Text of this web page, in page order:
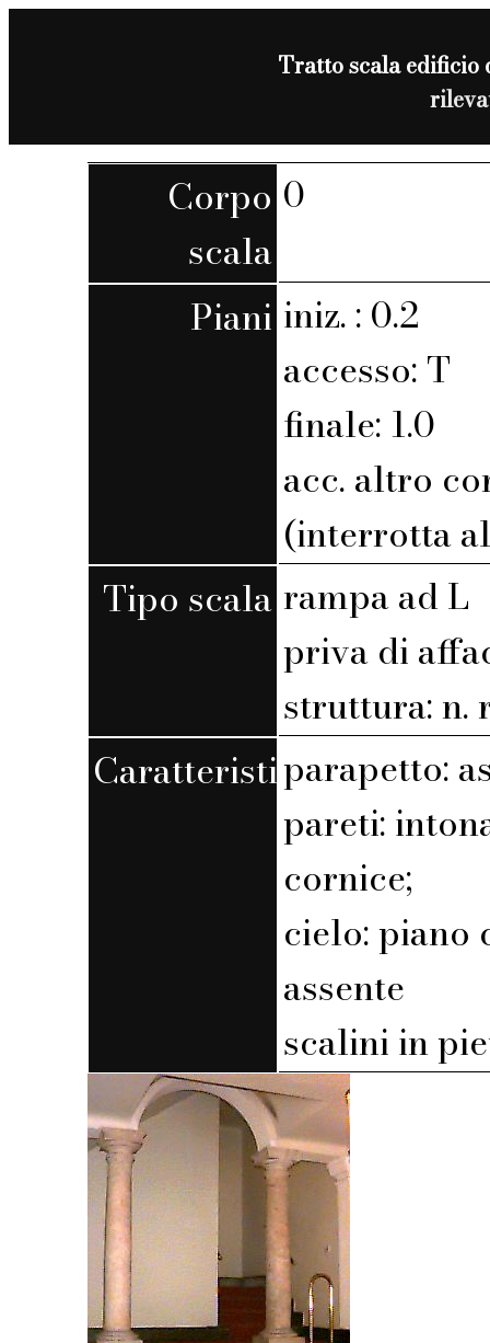
Tratto scala edificio
Corpo
scala
0
Piani iniz. : 0.2
accesso: T
finale: 1.0
acc. altro
(interrotta
Tipo scala rampa ad L
priva di
struttura: n.
Caratteristicheparapetto:
pareti:
cornice;
cielo: piano
assente
scalini in